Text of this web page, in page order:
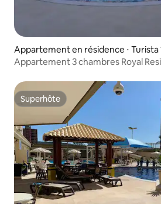
Appartement en résidence ⋅ Turista
Appartement 3 chambres Royal
Superhôte
Superhôte